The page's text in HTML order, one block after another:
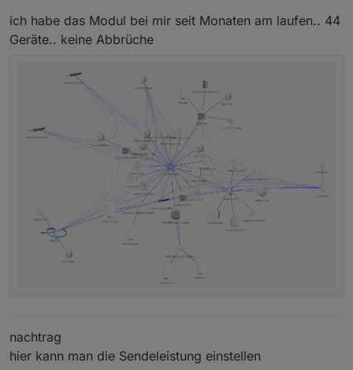
ich habe das Modul bei mir seit Monaten am laufen.. 44
Geräte.. keine Abbrüche
nachtrag
hier kann man die Sendeleistung einstellen